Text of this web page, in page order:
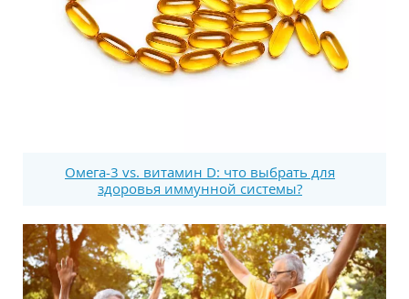
Омега-3 vs. витамин D: что выбрать для
здоровья иммунной системы?